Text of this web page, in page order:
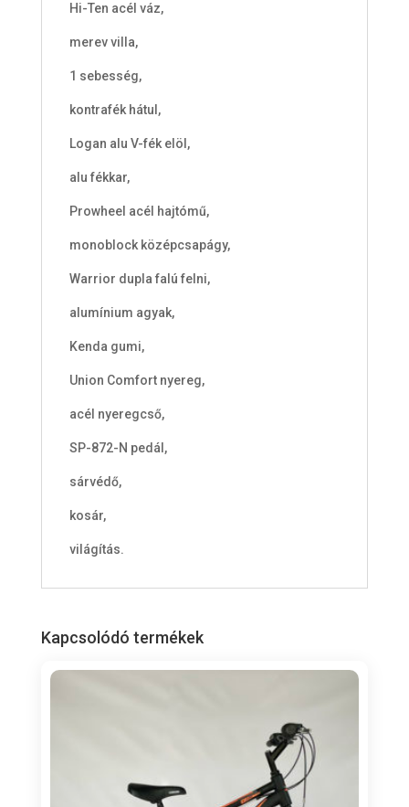
Hi-Ten acél váz,
merev villa,
1 sebesség,
kontrafék hátul,
Logan alu V-fék elöl,
alu fékkar,
Prowheel acél hajtómű,
monoblock középcsapágy,
Warrior dupla falú felni,
alumínium agyak,
Kenda gumi,
Union Comfort nyereg,
acél nyeregcső,
SP-872-N pedál,
sárvédő,
kosár,
világítás.
Kapcsolódó termékek